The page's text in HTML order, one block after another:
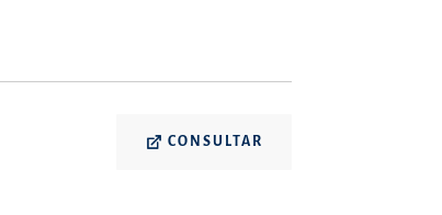
CONSULTAR